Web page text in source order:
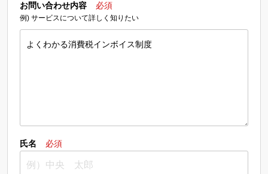
お問い合わせ内容 必須
例) サービスについて詳しく知りたい
氏名 必須